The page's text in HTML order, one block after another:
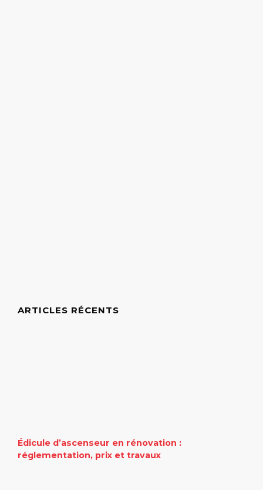
ARTICLES RÉCENTS
Édicule d’ascenseur en rénovation :
réglementation, prix et travaux